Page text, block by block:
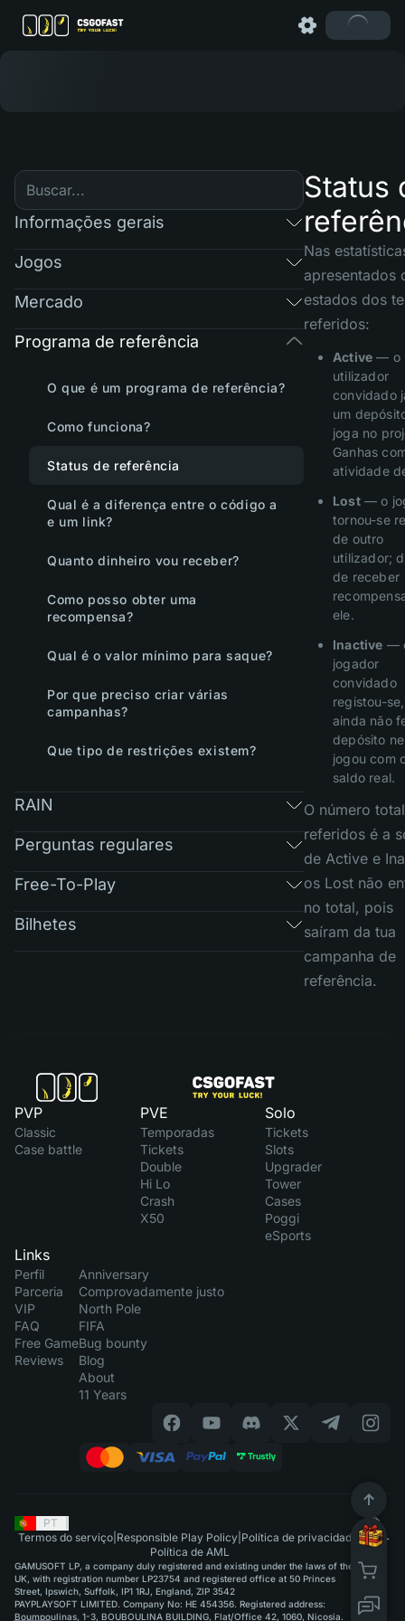
Informações gerais
Jogos
Mercado
Programa de referência
O que é um programa de referência?
Como funciona?
Status de referência
Qual é a diferença entre o código a
e um link?
Quanto dinheiro vou receber?
Como posso obter uma
recompensa?
Qual é o valor mínimo para saque?
Por que preciso criar várias
campanhas?
Que tipo de restrições existem?
RAIN
Perguntas regulares
Free-To-Play
Bilhetes
Status
Nas
apresentados
estados dos
referidos:
Active — o
utilizador
convidado
um
joga no
Ganhas
atividade
Lost— o
tornou-se
de outro
utilizador;
de receber
ele.
Inactive —
jogador
convidado
registou-
ainda não
depósito
jogou com
saldo real.
O número
referidos é a
de Active e
os Lost não
no total, pois
saíram da tua
campanha de
referência.
PVP
Classic
Case battle
PVE
Temporadas
Tickets
Double
Hi Lo
Crash
X50
Solo
Tickets
Slots
Upgrader
Tower
Cases
Poggi
eSports
Links
Perfil
Parceria
VIP
FAQ
Free Game
Reviews
Anniversary
Comprovadamente justo
North Pole
FIFA
Bug bounty
Blog
About
11 Years
PT
Termos do serviço Responsible Play Policy Política de privacidade |
Política de AML
GAMUSOFT LP, a company duly registered and existing under the laws of the
UK, with registration number LP23754 and registered office at 50 Princes
Street, Ipswich, Suffolk, IP1 1RJ, England, ZIP 3542
PAYPLAYSOFT LIMITED. Company No: HE 454356. Registered address:
Boumpoulinas, 1-3, BOUBOULINA BUILDING, Flat/Office 42, 1060, Nicosia.